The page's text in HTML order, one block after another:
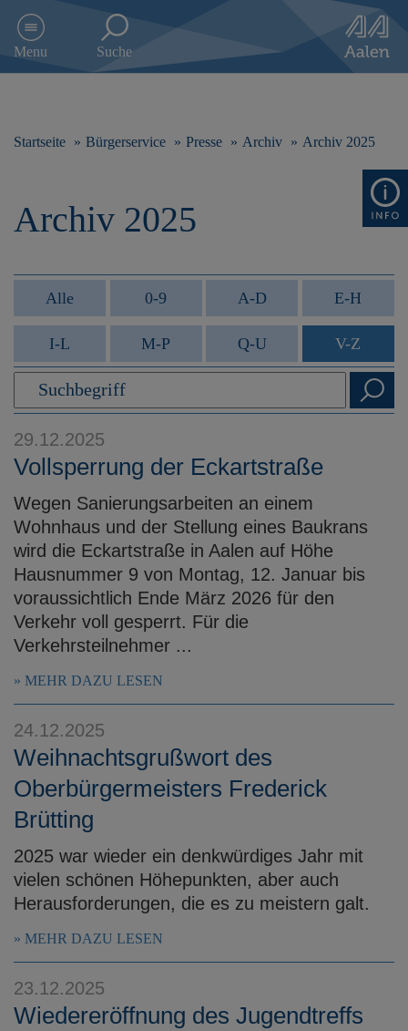
e
h
p
Menu Suche
Startseite Bürgerservice Presse Archiv Archiv 2025
Archiv 2025
Alle 0-9 A-D E-H
I-L M-P Q-U V-Z
29.12.2025
Vollsperrung der Eckartstraße
Wegen Sanierungsarbeiten an einem
Wohnhaus und der Stellung eines Baukrans
wird die Eckartstraße in Aalen auf Höhe
Hausnummer 9 von Montag, 12. Januar bis
voraussichtlich Ende März 2026 für den
Verkehr voll gesperrt. Für die
Verkehrsteilnehmer ...
MEHR DAZU LESEN
24.12.2025
Weihnachtsgrußwort des
Oberbürgermeisters Frederick
Brütting
2025 war wieder ein denkwürdiges Jahr mit
vielen schönen Höhepunkten, aber auch
Herausforderungen, die es zu meistern galt.
MEHR DAZU LESEN
23.12.2025
Wiedereröffnung des Jugendtreffs